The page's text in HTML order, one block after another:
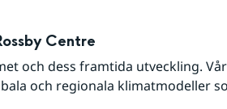
Centre
och dess framtida utveckling.
och regionala klimatmodeller